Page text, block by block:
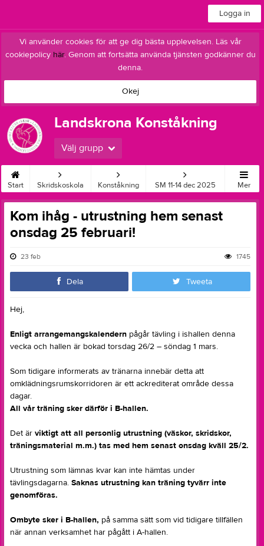
Logga in
Vi använder cookies för att ge dig bästa upplevelsen. Läs vår
cookiepolicy här. Genom att fortsätta använda tjänsten godkänner du
denna.
Okej
Landskrona Konståkning
Välj grupp
Start Skridskoskola Konståkning SM 11-14 dec 2025 Mer
Kom ihåg - utrustning hem senast
onsdag 25 februari!
23 feb 1745
Dela Tweeta
Hej,
Enligt arrangemangskalendern pågår tävling i ishallen denna
vecka och hallen är bokad torsdag 26/2 – söndag 1 mars.
Som tidigare informerats av tränarna innebär detta att
omklädningsrumskorridoren är ett ackrediterat område dessa
dagar.
All vår träning sker därför i B-hallen.
Det är viktigt att all personlig utrustning (väskor, skridskor,
träningsmaterial m.m.) tas med hem senast onsdag kväll 25/2.
Utrustning som lämnas kvar kan inte hämtas under
tävlingsdagarna. Saknas utrustning kan träning tyvärr inte
genomföras.
Ombyte sker i B-hallen, på samma sätt som vid tidigare tillfällen
när annan verksamhet har pågått i A-hallen.